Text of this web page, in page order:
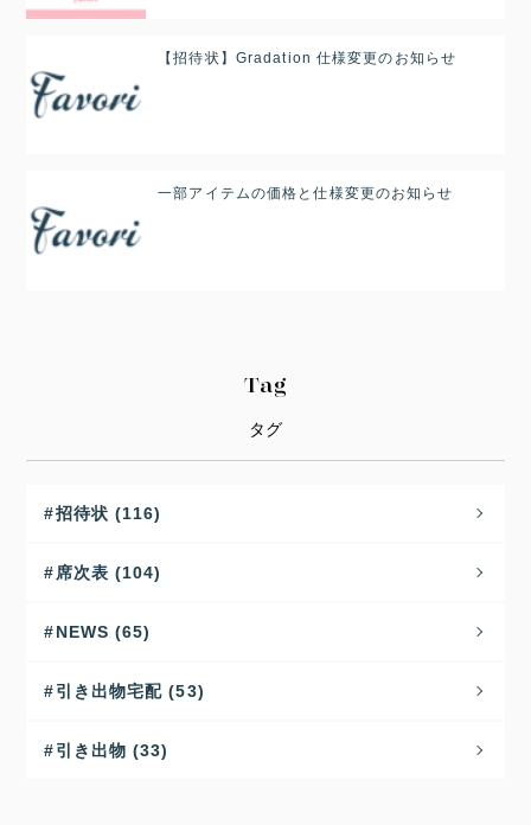
【招待状】Gradation 仕様変更のお知らせ
一部アイテムの価格と仕様変更のお知らせ
Tag
タグ
招待状 (116)
席次表 (104)
NEWS (65)
引き出物宅配 (53)
引き出物 (33)